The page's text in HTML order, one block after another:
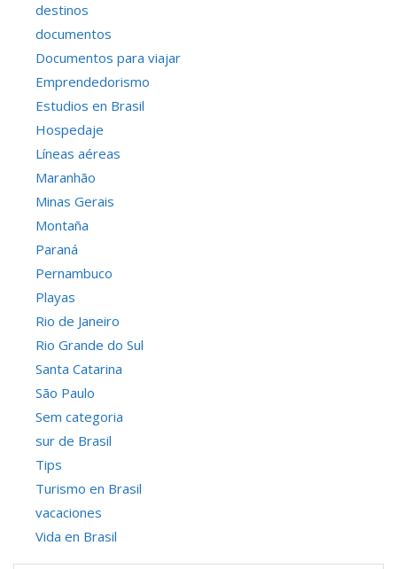
destinos
documentos
Documentos para viajar
Emprendedorismo
Estudios en Brasil
Hospedaje
Líneas aéreas
Maranhão
Minas Gerais
Montaña
Paraná
Pernambuco
Playas
Rio de Janeiro
Rio Grande do Sul
Santa Catarina
São Paulo
Sem categoria
sur de Brasil
Tips
Turismo en Brasil
vacaciones
Vida en Brasil